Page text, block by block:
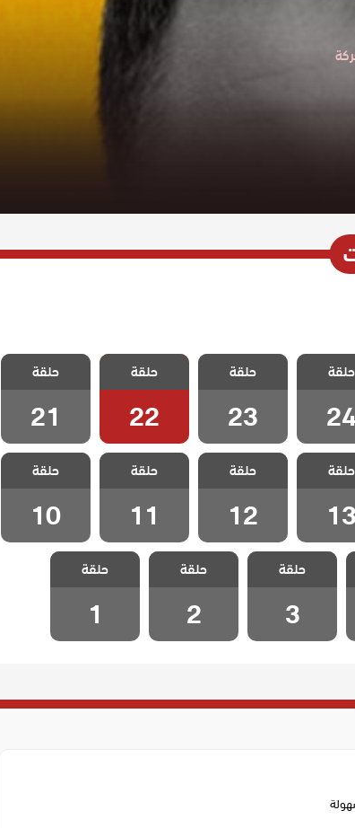
علي رضا
24
حلقة
24
مسلسل علي رضا
الحلقة 23
حلقة
23
مسلسل علي رضا
الحلقة 22
حلقة
22
مسلسل علي رضا
الحلقة 21
حلقة
21
علي رضا
13
حلقة
13
مسلسل علي رضا
الحلقة 12
حلقة
12
مسلسل علي رضا
الحلقة 11
حلقة
11
مسلسل علي رضا
الحلقة 10
حلقة
10
مسلسل علي رضا
الحلقة 3
حلقة
3
مسلسل علي رضا
الحلقة 2
حلقة
2
مسلسل علي رضا
الحلقة 1
حلقة
1